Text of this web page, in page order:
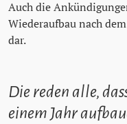
Auch die
Wiederaufbau nach
dar.
Die reden alle,
einem Jahr